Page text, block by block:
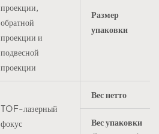
проекции,
обратной
проекции и
подвесной
проекции
Размер
упаковки
TOF-лазерный
фокус
Вес нетто
Вес упаковки